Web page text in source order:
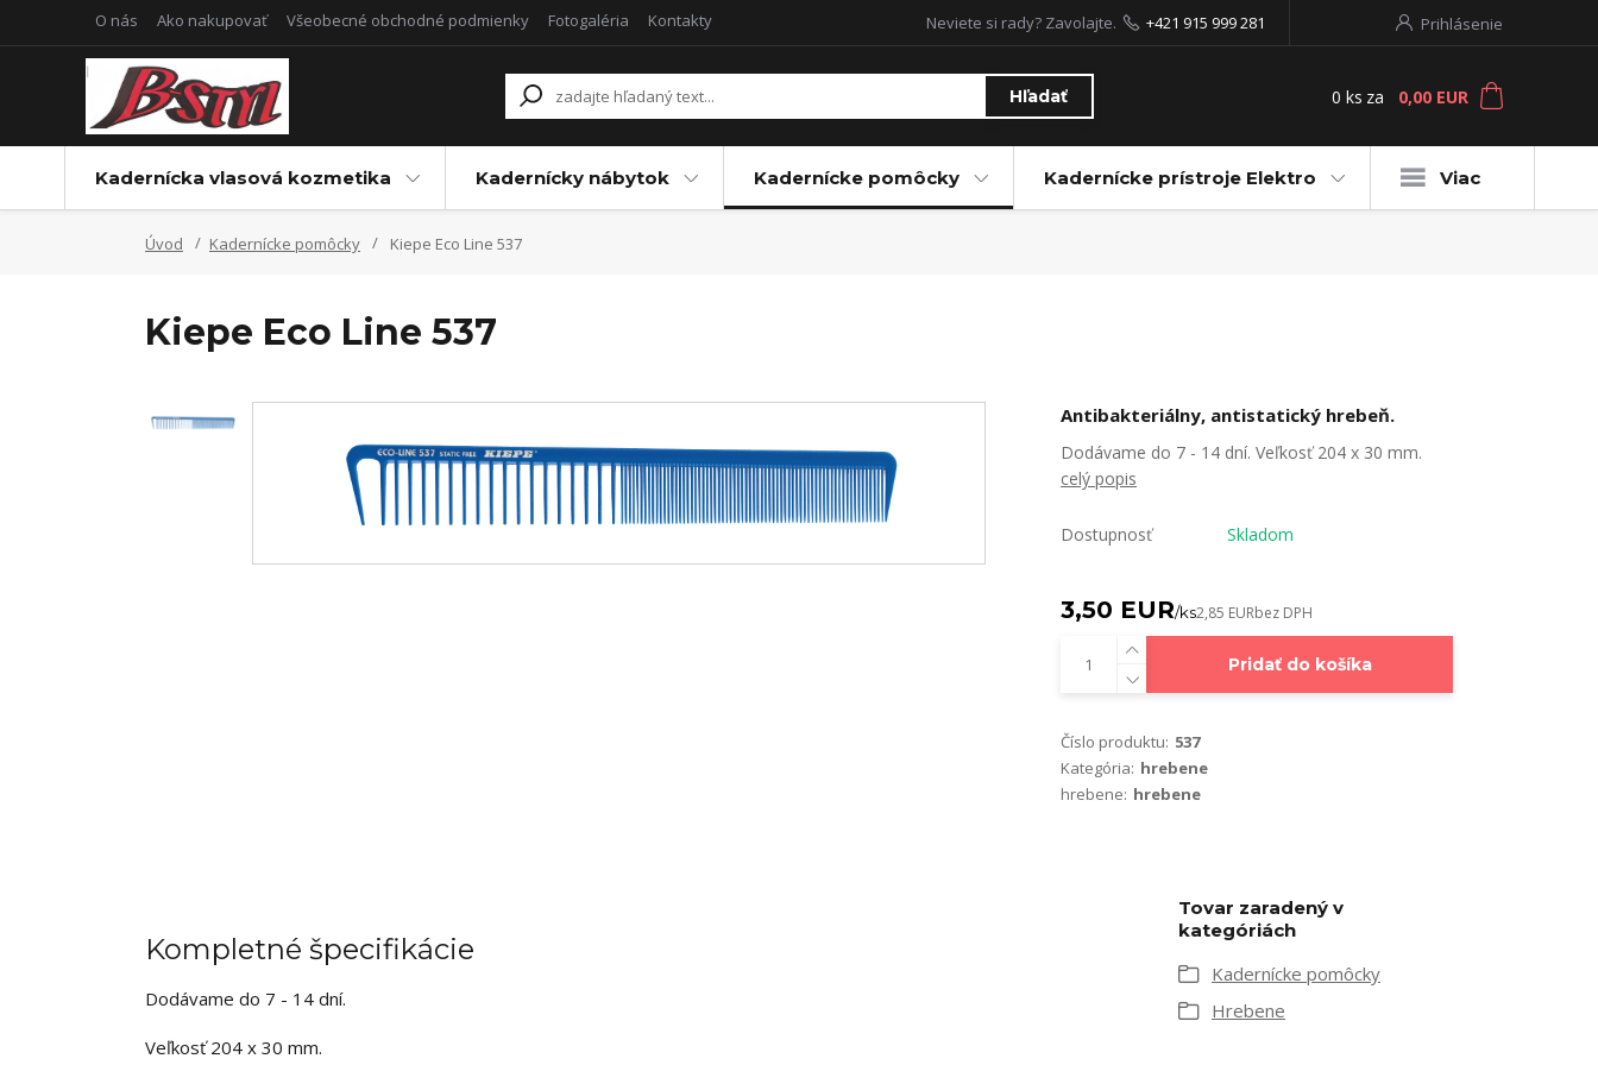
O nás Ako nakupovať Všeobecné obchodné podmienky Fotogaléria Kontakty Prihlásenie
Hľadať
Neviete si rady? Zavolajte. +421 915 999 281
0 ks za 0,00 EUR
Kadernícka vlasová kozmetika Kadernícky nábytok Kadernícke pomôcky Kadernícke prístroje Elektro Viac
Úvod Kadernícke pomôcky Kiepe Eco Line 537
Kiepe Eco Line 537
Antibakteriálny, antistatický hrebeň.
Dodávame do 7 - 14 dní. Veľkosť 204 x 30 mm.
celý popis
Dostupnosť Skladom
3,50 EUR/ks2,85 EURbez DPH
Pridať do košíka
Číslo produktu: 537
Kategória: hrebene
hrebene: hrebene
Kompletné špecifikácie
Dodávame do 7 - 14 dní.
Veľkosť 204 x 30 mm.
Tovar zaradený v
kategóriách
Kadernícke pomôcky
Hrebene